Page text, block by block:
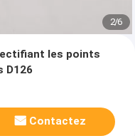
2/6
les points
D126
Contactez